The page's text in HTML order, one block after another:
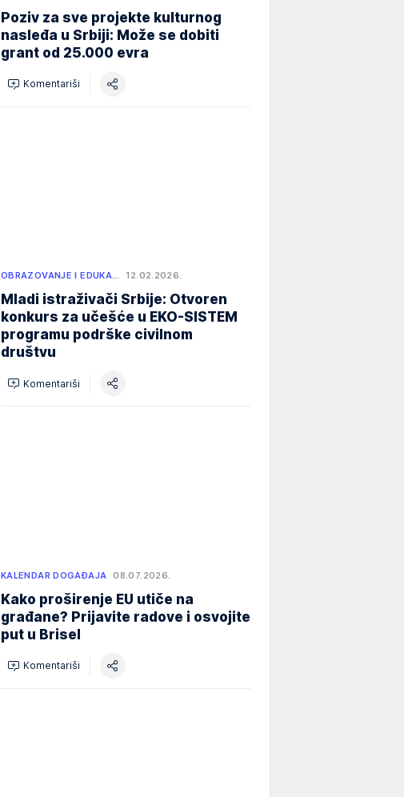
Poziv za sve projekte kulturnog
nasleđa u Srbiji: Može se dobiti
grant od 25.000 evra
Komentariši
OBRAZOVANJE I EDUKA… 12.02.2026.
Mladi istraživači Srbije: Otvoren
konkurs za učešće u EKO-SISTEM
programu podrške civilnom
društvu
Komentariši
KALENDAR DOGAĐAJA 08.07.2026.
Kako proširenje EU utiče na
građane? Prijavite radove i osvojite
put u Brisel
Komentariši